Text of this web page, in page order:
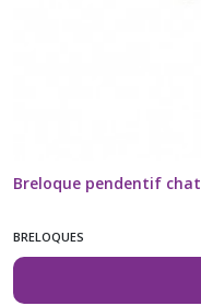
Breloque pendentif
BRELOQUES